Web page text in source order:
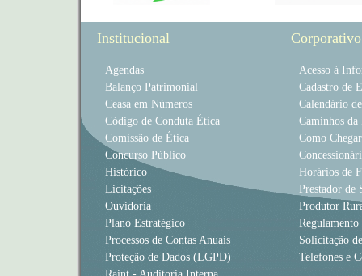
Institucional
Agendas
Balanço Patrimonial
Ceasa em Números
Código de Conduta Ética
Comissão de Ética
Concurso Público
Histórico
Licitações
Ouvidoria
Plano Estratégico
Processos de Contas Anuais
Proteção de Dados (LGPD)
Corporativo
Acesso à
Cadastro de
Calendário
Caminhos da
Como Chegar
Horários de
Prestador de
Produtor
Solicitação
Telefones e